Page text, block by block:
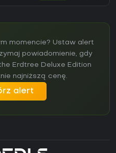
momencie? Ustaw alert
powiadomienie, gdy
Erdtree Deluxe Edition
najniższą cenę.
alert